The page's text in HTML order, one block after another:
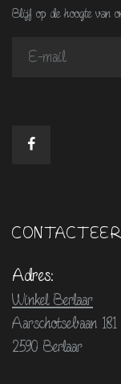
Blijf op de hoogte van
Adres:
Winkel Berlaar
Aarschotsebaan 181
2590 Berlaar